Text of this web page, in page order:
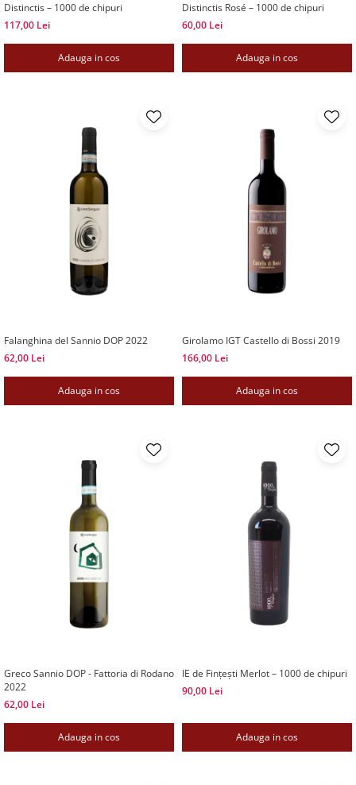
Distinctis – 1000 de chipuri
117,00 Lei
Adauga in cos
Distinctis Rosé – 1000 de chipuri
60,00 Lei
Adauga in cos
Falanghina del Sannio DOP 2022
62,00 Lei
Adauga in cos
Girolamo IGT Castello di Bossi 2019
166,00 Lei
Adauga in cos
Greco Sannio DOP - Fattoria di Rodano
2022
62,00 Lei
Adauga in cos
IE de Fințești Merlot – 1000 de chipuri
90,00 Lei
Adauga in cos